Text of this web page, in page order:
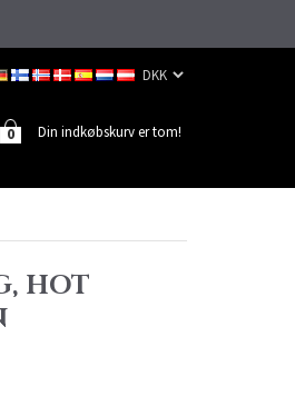
Din indkøbskurv er tom!
0
HOT